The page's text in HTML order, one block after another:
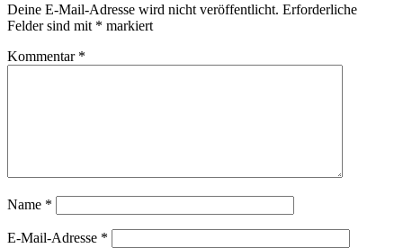
Deine E-Mail-Adresse wird nicht veröffentlicht. Erforderliche
Felder sind mit * markiert
Kommentar *
Name *
E-Mail-Adresse *